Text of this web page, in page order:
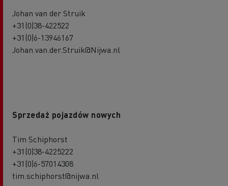
Johan van der Struik
+31(0)38-422522
+31(0)6-13946167
Johan.van.der.Struik@Nijwa.nl
Sprzedaż pojazdów nowych
Tim Schiphorst
+31(0)38-4225222
+31(0)6-57014308
tim.schiphorst@nijwa.nl